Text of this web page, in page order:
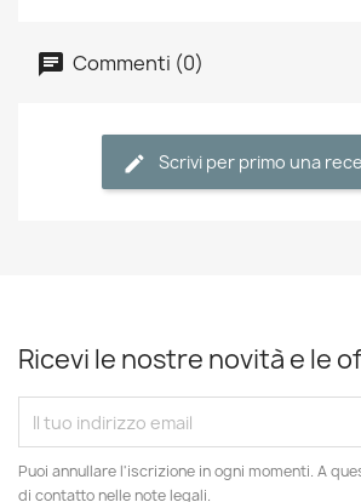
Commenti (0)
Scrivi per primo una
Ricevi le nostre novità e le
Puoi annullare l'iscrizione in ogni momenti. A
di contatto nelle note legali.